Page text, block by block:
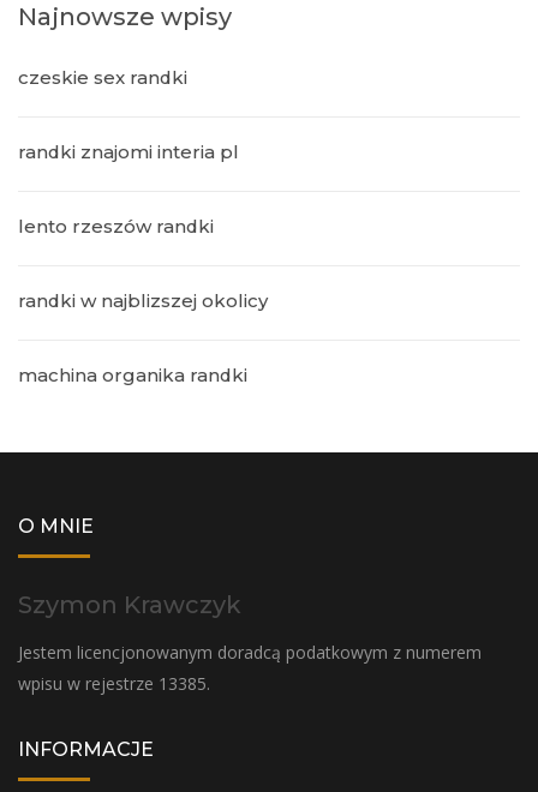
Najnowsze wpisy
czeskie sex randki
randki znajomi interia pl
lento rzeszów randki
randki w najblizszej okolicy
machina organika randki
O MNIE
Szymon Krawczyk
Jestem licencjonowanym doradcą podatkowym z numerem
wpisu w rejestrze 13385.
INFORMACJE